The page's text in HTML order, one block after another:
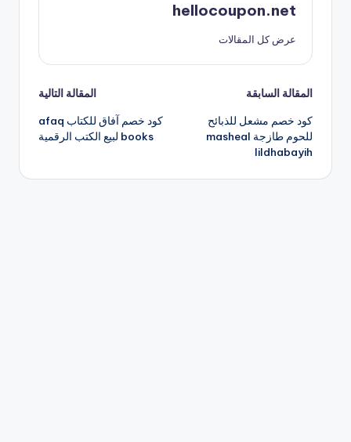
hellocoupon.net
عرض كل المقالات
تصفّح
المقالات
المقالة السابقة
كود خصم مشعل للذبائح
للحوم طازجة masheal
lildhabayih
المقالة التالية
كود خصم آفاق للكتاب afaq
books لبيع الكتب الرقمية